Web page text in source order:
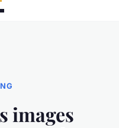
images